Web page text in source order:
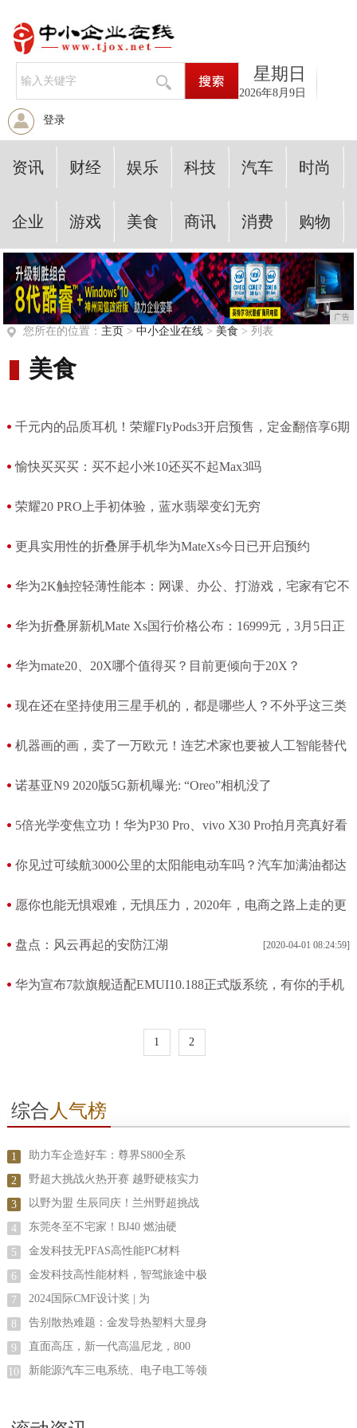
星期日
2026年8月9日
登录
资讯 财经 娱乐 科技 汽车 时尚
企业 游戏 美食 商讯 消费 购物
广告
您所在的位置： 主页 > 中小企业在线> 美食 > 列表
美食
千元内的品质耳机！荣耀FlyPods3开启预售，定金翻倍享6期
愉快买买买：买不起小米10还买不起Max3吗
荣耀20 PRO上手初体验，蓝水翡翠变幻无穷
更具实用性的折叠屏手机华为MateXs今日已开启预约
华为2K触控轻薄性能本：网课、办公、打游戏，宅家有它不
[2020-04-09 06:09:05]
华为折叠屏新机Mate Xs国行价格公布：16999元，3月5日正
华为mate20、20X哪个值得买？目前更倾向于20X？
现在还在坚持使用三星手机的，都是哪些人？不外乎这三类
机器画的画，卖了一万欧元！连艺术家也要被人工智能替代
[2020-04-05 07:00:21]
诺基亚N9 2020版5G新机曝光: “Oreo”相机没了
5倍光学变焦立功！华为P30 Pro、vivo X30 Pro拍月亮真好看
你见过可续航3000公里的太阳能电动车吗？汽车加满油都达
[2020-04-02 06:53:15]
愿你也能无惧艰难，无惧压力，2020年，电商之路上走的更
[2020-04-01 10:33:14]
盘点：风云再起的安防江湖 [2020-04-01 08:24:59]
华为宣布7款旗舰适配EMUI10.188正式版系统，有你的手机
1 2
综合 人气榜
1 助力车企造好车：尊界S800全系
2 野超大挑战火热开赛 越野硬核实力
3 以野为盟 生辰同庆！兰州野超挑战
4 东莞冬至不宅家！BJ40 燃油硬
5 金发科技无PFAS高性能PC材料
6 金发科技高性能材料，智驾旅途中极
7 2024国际CMF设计奖 | 为
8 告别散热难题：金发导热塑料大显身
9 直面高压，新一代高温尼龙，800
10 新能源汽车三电系统、电子电工等领